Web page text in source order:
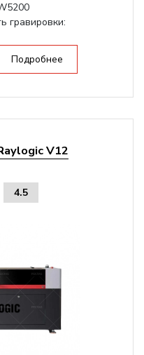
гравировки:
Подробнее
V12
4.5